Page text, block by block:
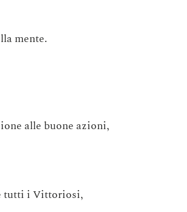
mente.
alle buone azioni,
tutti i Vittoriosi,